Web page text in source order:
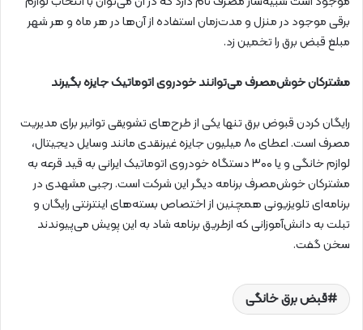
برقی موجود در منزل و مدت‌زمان استفاده از آن‌ها در هر ماه و هر شهر
مبلغ قبض برق را تخمین زد.
مشترکان خوش‌مصرف می‌توانند خودروی اتوماتیک جایزه بگیرند
رایگان کردن قبوض برق تنها یکی از طرح‌های تشویقی توانیر برای مدیریت
مصرف است. اعطای ۸۰ میلیون جایزه غیرنقدی مانند وسایل دیجیتال،
لوازم خانگی و یا ۳۰۰ دستگاه خودروی اتوماتیک ایرانی به قید قرعه به
مشترکان خوش‌مصرف برنامه دیگر این شرکت است. رجبی مشهدی در
برنامه‌ای تلویزیونی همچنین از اختصاص بسته‌های اینترنتی رایگان و
تبلت به دانش‌آموزانی که ازطریق برنامه شاد به این پویش می‌پیوندند
سخن گفت.
قبض برق خانگی